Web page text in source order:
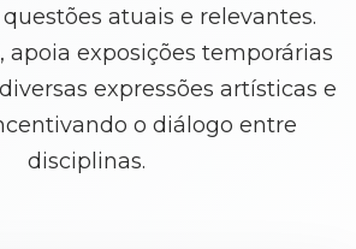
atuais e relevantes.
apoia exposições temporárias
expressões artísticas e
o diálogo entre
disciplinas.